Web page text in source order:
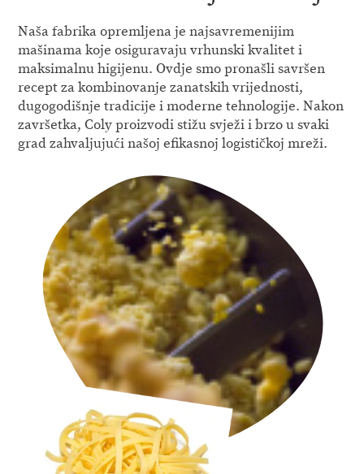
Naša fabrika opremljena je najsavremenijim
mašinama koje osiguravaju vrhunski kvalitet i
maksimalnu higijenu. Ovdje smo pronašli savršen
recept za kombinovanje zanatskih vrijednosti,
dugogodišnje tradicije i moderne tehnologije. Nakon
završetka, Coly proizvodi stižu svježi i brzo u svaki
grad zahvaljujući našoj efikasnoj logističkoj mreži.